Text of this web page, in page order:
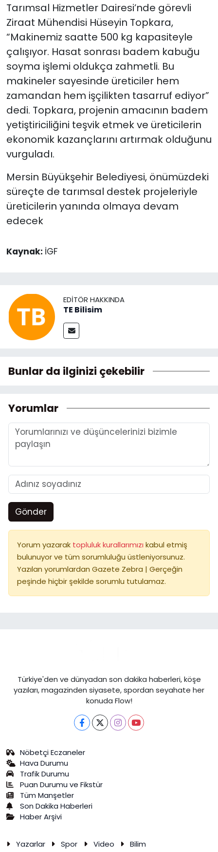
Tarımsal Hizmetler Dairesi’nde görevli
Ziraat Mühendisi Hüseyin Topkara,
“Makinemiz saatte 500 kg kapasiteyle
çalışıyor. Hasat sonrası badem kabuğu
soyma işlemi oldukça zahmetli. Bu
makineler sayesinde üreticiler hem
zamandan hem işçilikten tasarruf ediyor”
dedi. Topkara, projenin amacının badem
yetiştiriciliğini teşvik etmek ve üreticilerin
ekonomik kazançlarını artırmak olduğunu
vurguladı.
Mersin Büyükşehir Belediyesi, önümüzdeki
süreçte de tarımsal destek projeleriyle
üreticilerin yanında olmaya devam
edecek
Kaynak: İGF
EDITÖR HAKKINDA
TE Bilisim
Bunlar da ilginizi çekebilir
Yorumlar
Gönder
Yorum yazarak topluluk kurallarımızı kabul etmiş
bulunuyor ve tüm sorumluluğu üstleniyorsunuz.
Yazılan yorumlardan Gazete Zebra | Gerçeğin
peşinde hiçbir şekilde sorumlu tutulamaz.
Türkiye'den ve dünyadan son dakika haberleri, köşe
yazıları, magazinden siyasete, spordan seyahate her
konuda Flow!
Nöbetçi Eczaneler
Hava Durumu
Trafik Durumu
Puan Durumu ve Fikstür
Tüm Manşetler
Son Dakika Haberleri
Haber Arşivi
Yazarlar Spor Video
Bilim